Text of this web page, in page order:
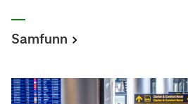
Samfunn